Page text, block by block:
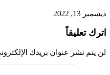
ديسمبر 13, 2022
اترك تعليقاً
لن يتم نشر عنوان بريدك